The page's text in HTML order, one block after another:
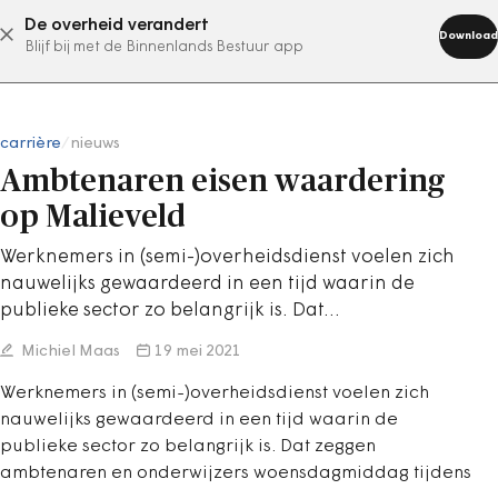
De overheid verandert
Blijf bij met de Binnenlands Bestuur app
Download
abonneer nu
carrière nieuws
Ambtenaren eisen waardering
op Malieveld
Werknemers in (semi-)overheidsdienst voelen zich
nauwelijks gewaardeerd in een tijd waarin de
publieke sector zo belangrijk is. Dat…
Michiel Maas 19 mei 2021
Werknemers in (semi-)overheidsdienst voelen zich
nauwelijks gewaardeerd in een tijd waarin de
publieke sector zo belangrijk is. Dat zeggen
ambtenaren en onderwijzers woensdagmiddag tijdens